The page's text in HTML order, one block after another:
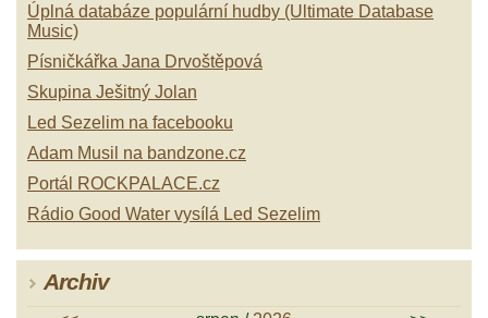
Úplná databáze populární hudby (Ultimate Database
Music)
Písničkářka Jana Drvoštěpová
Skupina Ješitný Jolan
Led Sezelim na facebooku
Adam Musil na bandzone.cz
Portál ROCKPALACE.cz
Rádio Good Water vysílá Led Sezelim
Archiv